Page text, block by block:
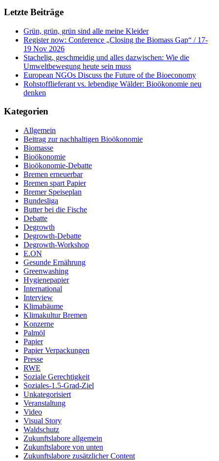
Letzte Beiträge
Grün, grün, grün sind alle meine Kleider
Register now: Conference „Closing the Biomass Gap“ / 17-
19 Nov 2026
Stachelig, geschmeidig und alles dazwischen: Wie die
Umweltbewegung heute sein muss
European NGOs Discuss the Future of the Bioeconomy
Rohstofflieferant vs. lebendige Wälder: Bioökonomie neu
denken
Kategorien
Allgemein
Beitrag zur nachhaltigen Bioökonomie
Biomasse
Bioökonomie
Bioökonomie-Debatte
Bremen erneuerbar
Bremen spart Papier
Bremer Speiseplan
Bundesliga
Butter bei die Fische
Debatte
Degrowth
Degrowth-Debatte
Degrowth-Workshop
E.ON
Gesunde Ernährung
Greenwashing
Hygienepapier
International
Interview
Klimabäume
Klimakultur Bremen
Konzerne
Palmöl
Papier
Papier Verpackungen
Presse
RWE
Soziale Gerechtigkeit
Soziales-1.5-Grad-Ziel
Unkategorisiert
Veranstaltung
Video
Visual Story
Waldschutz
Zukunftslabore allgemein
Zukunftslabore von unten
Zukunftslabore zusätzlicher Content